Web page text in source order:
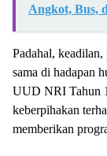
Angkot, Bus,
Padahal,
sama di hadapan
UUD NRI Tahun
keberpihakan
memberikan